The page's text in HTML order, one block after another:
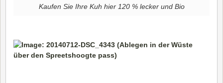
Kaufen Sie Ihre Kuh hier 120 % lecker und Bio